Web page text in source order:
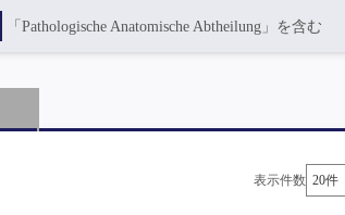
「Pathologische Anatomische Abtheilung」を含む
表示件数